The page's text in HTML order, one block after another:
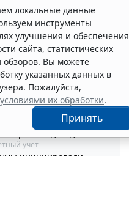
и бухучет
и паспорта
в электронный
особенности
сервисов аренды
от федеральных
в третьей декаде июля
учет
инициировали
локальные данные
инструменты
улучшения и обеспечения
сайта, статистических
обзоров. Вы можете
указанных данных в
Пожалуйста,
их обработки.
Принять